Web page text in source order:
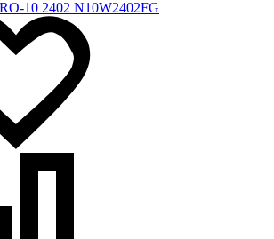
10 2402 N10W2402FG